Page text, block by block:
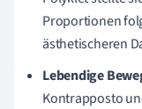
Proportionen
ästhetischeren
Lebendige
Kontrapposto